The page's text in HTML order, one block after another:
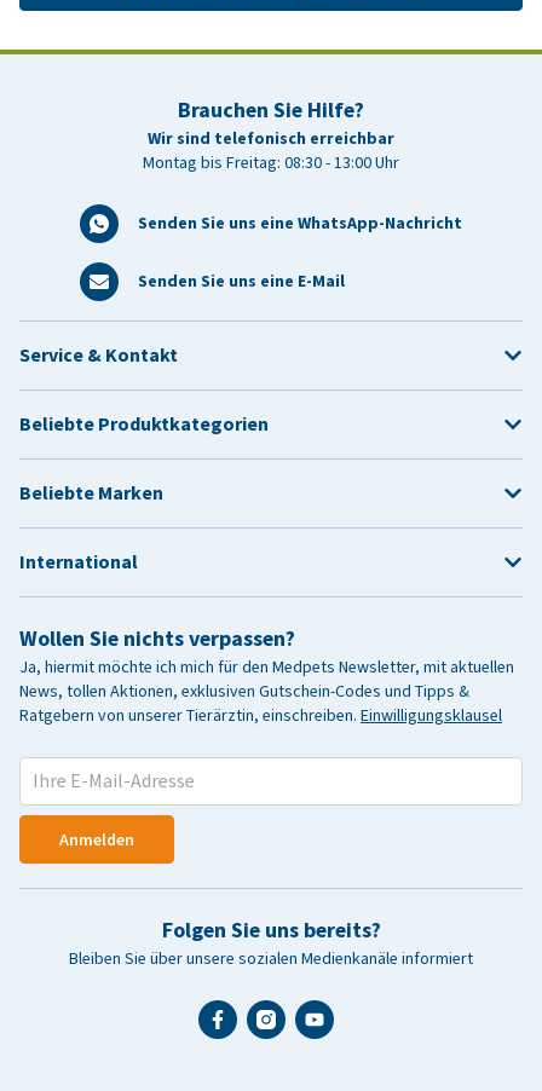
Brauchen Sie Hilfe?
Wir sind telefonisch erreichbar
Montag bis Freitag: 08:30 - 13:00 Uhr
Senden Sie uns eine WhatsApp-Nachricht
Senden Sie uns eine E-Mail
Wollen Sie nichts verpassen?
Ja, hiermit möchte ich mich für den Medpets Newsletter, mit aktuellen
News, tollen Aktionen, exklusiven Gutschein-Codes und Tipps &
Ratgebern von unserer Tierärztin, einschreiben. Einwilligungsklausel
Anmelden
Folgen Sie uns bereits?
Bleiben Sie über unsere sozialen Medienkanäle informiert
Service & Kontakt
Beliebte Produktkategorien
Beliebte Marken
International